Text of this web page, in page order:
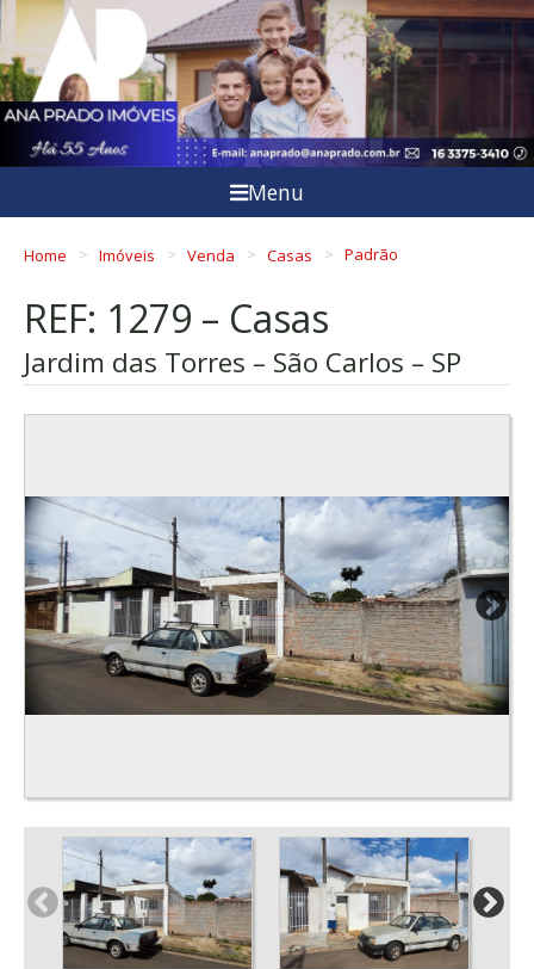
Menu
Home Imóveis Venda Casas Padrão
REF: 1279 – Casas
Jardim das Torres – São Carlos – SP